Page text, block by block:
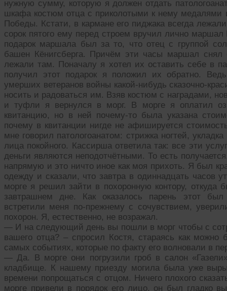
нужную сумму, которую я должен отдать
шкафа костюм отца с приколотыми к нему медалями
Победы. Кстати, в кармане его пиджака всегда
сорок пятого ему перед строем вручил лично
подарок маршала был за то, что отец с группой
башен Кёнигсберга. Причём эти часы маршал
лежали там. Поначалу я хотел их оставить себе в
получил этот подарок я положил их обратно.
умерших ветеранов войны какой-нибудь сказочно-
носить и радоваться им. Взяв костюм с наградами,
и туфли я вернулся в морг. В морге я оплатил
квитанцию, но в ней почему-то была указана
почему в квитанции нигде не афишируется
мне говорил патологоанатом: стрижка ногтей,
лица покойного. Кассирша ответила так: все эти
деньги являются неподотчётными. То есть
напрямую и это ничто иное как моя прихоть. Я был
одежду и сказали, что завтра в одиннадцать часов
морге я решил зайти в похоронную контору, откуда
завтрашнем дне. Как оказалось парень этот был
встретили меня по-прежнему с сочувствием,
похорон. Я, естественно, не возражал.
— И на следующий день вы пошли в морг чтобы с
вашего отца? – спросил Костя, стараясь как можно
самых событиях, которые по факту его волновали в
— Да. В морге они погрузили гроб в салон
кладбище. К нашему приезду могила была уже
времени попрощаться с отцом. Ничего плохого
морге привели в порядок его лицо, он был гладко